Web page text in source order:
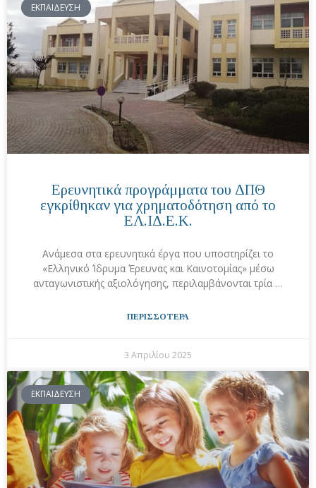
ΕΚΠΑΙΔΕΥΣΗ
Ερευνητικά προγράμματα του ΔΠΘ
εγκρίθηκαν για χρηματοδότηση από το
ΕΛ.ΙΔ.Ε.Κ.
Ανάμεσα στα ερευνητικά έργα που υποστηρίζει το
«Ελληνικό Ίδρυμα Έρευνας και Καινοτομίας» μέσω
ανταγωνιστικής αξιολόγησης, περιλαμβάνονται τρία …
ΠΕΡΙΣΣΟΤΕΡΑ
3 Απριλίου 2025
ΕΚΠΑΙΔΕΥΣΗ